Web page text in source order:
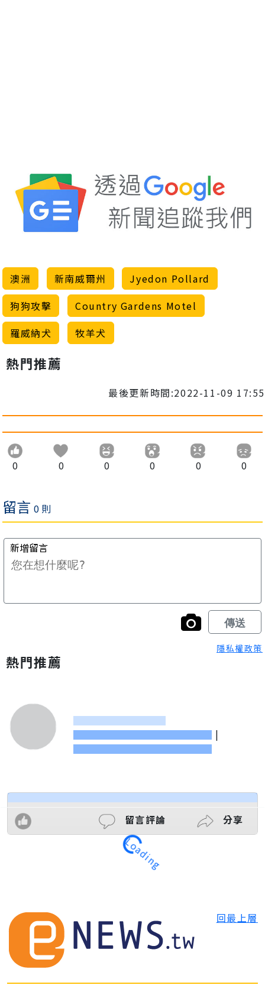
澳洲 新南威爾州
Jyedon Pollard
狗狗攻擊
Country Gardens Motel
羅威納犬
牧羊犬
熱門推薦
最後更新時間:2022-11-09 17:55
0 0 0 0 0 0
隱私權政策
熱門推薦
|
留言評論 分享
Loading
回最上層